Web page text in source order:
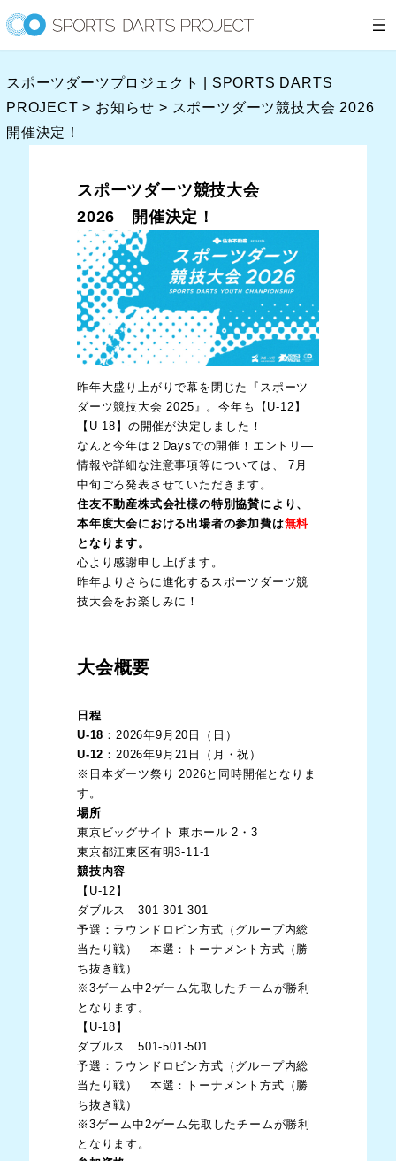
内
容
ス
キ
ッ
スポーツダーツプロジェクト | SPORTS DARTS
PROJECT > お知らせ > スポーツダーツ競技大会 2026
開催決定！
スポーツダーツ競技大会
2026 開催決定！
昨年大盛り上がりで幕を閉じた『スポーツ
ダーツ競技大会 2025』。今年も【U-12】
【U-18】の開催が決定しました！
なんと今年は２Daysでの開催！エントリ―
情報や詳細な注意事項等については、 7月
中旬ごろ発表させていただきます。
住友不動産株式会社様の特別協賛により、
本年度大会における出場者の参加費は無料
となります。
心より感謝申し上げます。
昨年よりさらに進化するスポーツダーツ競
技大会をお楽しみに！
大会概要
日程
U-18 ：2026年9月20日（日）
U-12 ：2026年9月21日（月・祝）
※日本ダーツ祭り 2026と同時開催となりま
す。
場所
東京ビッグサイト 東ホール 2・3
東京都江東区有明3-11-1
競技内容
【U-12】
ダブルス 301-301-301
予選：ラウンドロビン方式（グループ内総
当たり戦） 本選：トーナメント方式（勝
ち抜き戦）
※3ゲーム中2ゲーム先取したチームが勝利
となります。
【U-18】
ダブルス 501-501-501
予選：ラウンドロビン方式（グループ内総
当たり戦） 本選：トーナメント方式（勝
ち抜き戦）
※3ゲーム中2ゲーム先取したチームが勝利
となります。